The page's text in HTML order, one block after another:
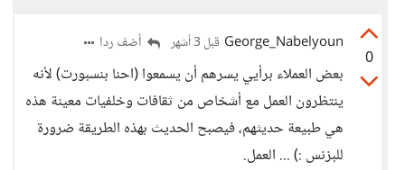
0
George_Nabelyoun قبل 3 أشهر أضف ردا
بعض العملاء برأيي يسرهم أن يسمعوا (احنا بنسبورت) لأنه
ينتظرون العمل مع أشخاص من ثقافات وخلفيات معينة هذه
هي طبيعة حديثهم، فيصبح الحديث بهذه الطريقة ضرورة
للبزنس :) ... العمل.